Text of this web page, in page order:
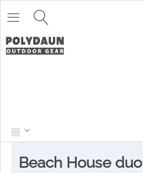
Beach House